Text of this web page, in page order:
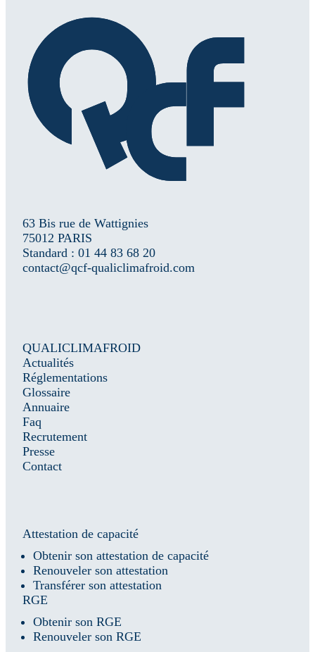
63 Bis rue de Wattignies
75012 PARIS
Standard : 01 44 83 68 20
contact@qcf-qualiclimafroid.com
QUALICLIMAFROID
Actualités
Réglementations
Glossaire
Annuaire
Faq
Recrutement
Presse
Contact
Attestation de capacité
Obtenir son attestation de capacité
Renouveler son attestation
Transférer son attestation
RGE
Obtenir son RGE
Renouveler son RGE